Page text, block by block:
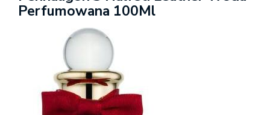
Perfumowana 100Ml